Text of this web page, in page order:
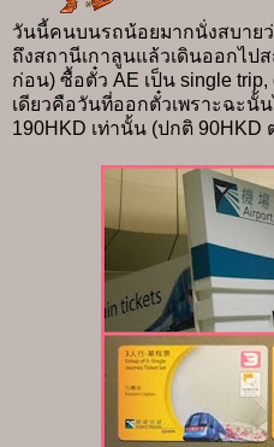
วันนี้คนบนรถน้อยมากนั่งสบายว่
ถึงสถานีเกาลูนแล้วเดินออกไป
ก่อน) ซื้อตั๋ว AE เป็น single trip,
เดียวคือวันที่ออกตั๋วเพราะฉะนั้
190HKD เท่านั้น (ปกติ 90HKD